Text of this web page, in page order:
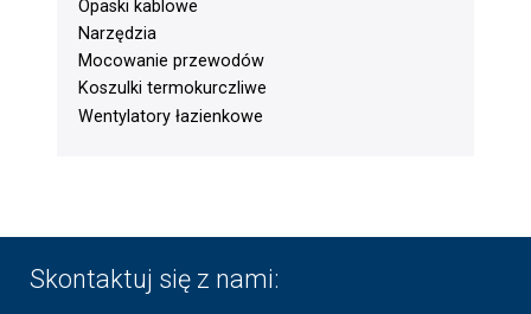
Opaski kablowe
Narzędzia
Mocowanie przewodów
Koszulki termokurczliwe
Wentylatory łazienkowe
Skontaktuj się z nami: